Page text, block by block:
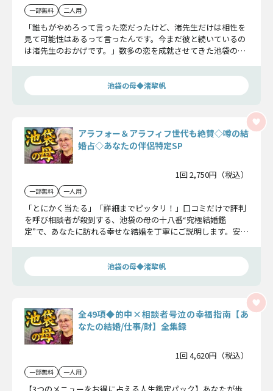
一部無料 二人用
「誰もがやめろって言った恋だったけど、渚先生だけは相性を
見て可能性はあるって言ったんです。今まだ彼と続いているの
は渚先生のおかげです。」数多の恋を成就させてきた池袋の母
なたも恋を叶えませんか？
池袋の母◆渚犂帆
アラフォー＆アラフィフ世代も絶賛◇噂の結
婚占◇あなたの伴侶特定SP
1回 2,750円（税込）
一部無料 一人用
「とにかく当たる」「詳細までピッタリ！」口コミだけで評判
を呼び相談者が殺到する、池袋の母の十八番“究極結婚鑑
定”で、あなたに訪れる幸せな結婚を丁寧にご説明します。安心
池袋の母◆渚犂帆
全49項◆的中×相談者号泣の幸福指南【あ
なたの結婚/仕事/財】全集録
1回 4,620円（税込）
一部無料 一人用